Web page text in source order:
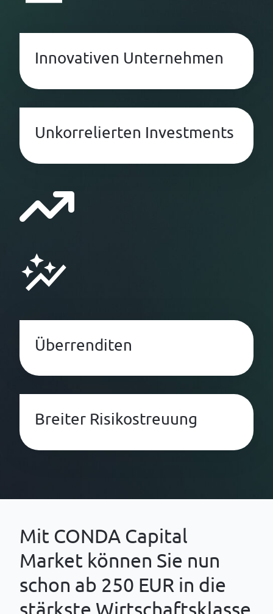
Innovativen Unternehmen
Unkorrelierten Investments
Überrenditen
Breiter Risikostreuung
Mit CONDA Capital
Market können Sie nun
schon ab 250 EUR in die
stärkste Wirtschaftsklasse